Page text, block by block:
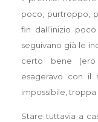
poco, purtroppo,
fin dall’inizio
seguivano già le
certo bene (ero
esageravo con il
impossibile, troppa
Stare tuttavia a